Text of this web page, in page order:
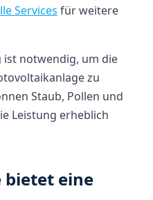
Services für weitere
ist notwendig, um die
zu
Staub, Pollen und
Leistung erheblich
bietet eine